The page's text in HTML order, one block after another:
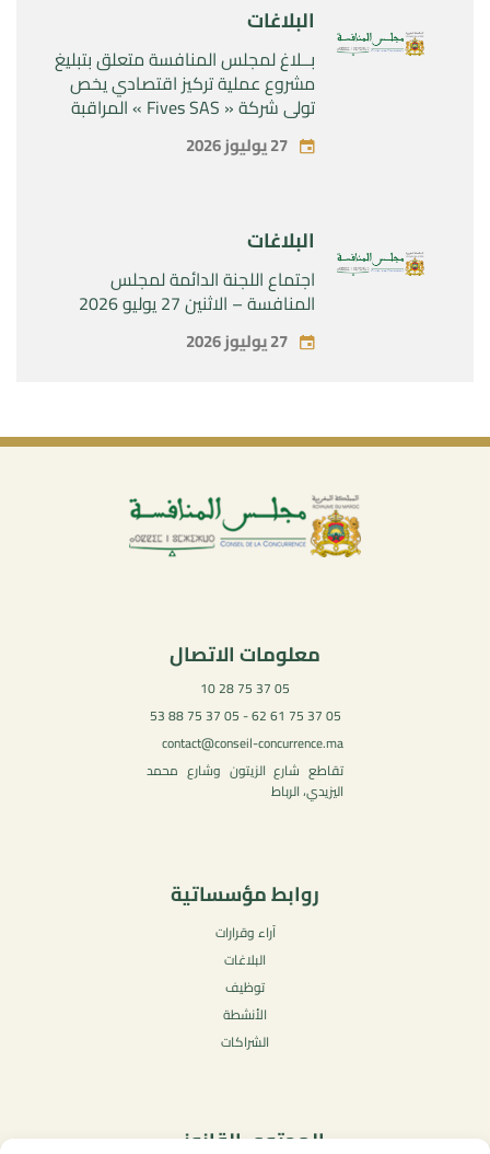
البلاغات
بــلاغ لمجلس المنافسة متعلق بتبليغ
مشروع عملية تركيز اقتصادي يخص
تولي شركة « Fives SAS » المراقبة
SAS »27 يوليوز 2026
البلاغات
اجتماع اللجنة الدائمة لمجلس
المنافسة – الاثنين 27 يوليو 2026
27 يوليوز 2026
معلومات الاتصال
05 37 75 28 10
05 37 75 61 62 - 05 37 75 88 53
contact@conseil-concurrence.ma
تقاطع شارع الزيتون وشارع محمد
اليزيدي، الرباط
روابط مؤسساتية
آراء وقرارات
البلاغات
توظيف
الأنشطة
الشراكات
المحتوى القانوني